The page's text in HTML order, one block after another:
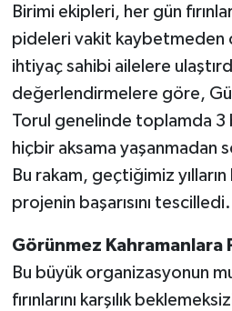
Birimi ekipleri, her gün
pideleri vakit kaybetmeden
ihtiyaç sahibi ailelere
değerlendirmelere göre,
Torul genelinde toplamda
hiçbir aksama yaşanmadan
Bu rakam, geçtiğimiz
projenin başarısını tescilledi.
Görünmez Kahramanlara
Bu büyük organizasyonun
fırınlarını karşılık